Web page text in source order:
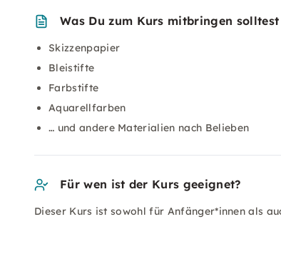
Was Du zum Kurs mitbringen solltest
Skizzenpapier
Bleistifte
Farbstifte
Aquarellfarben
… und andere Materialien nach Belieben
Für wen ist der Kurs geeignet?
Dieser Kurs ist sowohl für Anfänger*innen als